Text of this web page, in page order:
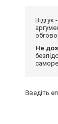
Не
Введіть